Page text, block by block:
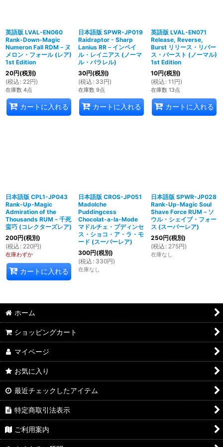
英語版 LVAL-EN060
Rank-Down-Magic
Numeron Fall RDM－ヌ
メロン・フォール (レア)
1st Edition
20円(税別)
(税込 : 22円)
在庫数 4点
カートに入れる
日本語版 SPWR-JP019
Raidraptor - Sharp
Lanius RR－インペイ
ル・レイニアス (ノーマ
ル・パラレル)
30円(税別)
(税込 : 33円)
在庫数 9点
カートに入れる
英語版 LVAL-EN071
Release, Reverse,
Burst リリース・リバー
ス・バースト (ノーマル)
1st Edition
10円(税別)
(税込 : 11 円)
在庫数 13点
カートに入れる
日本語版 CPL1-JP043
Rank-Up-Magic
Admiration of the
Thousands RUM－千死
蛮巧 (コレクターズレア)
200円(税別)
(税込 : 220円)
在庫わずか
カートに入れる
日本語版 CROS-JP051
Madolche
Puddingcess
Chocolat-a-la-Mode
マドルチェ・プディンセ
ス・ショコ・ア・ラ・モ
ード (スーパーレア)
300円(税別)
(税込 : 330円)
在庫なし
日本語版 SPWR-JP028
Rank-Up-Magic Soul
Shave Force RUM－ソ
ウル・シェイブ・フォー
ス (スーパーレア)
250円(税別)
(税込 : 275円)
在庫なし
ホーム
ショッピングカート
マイページ
お気に入り
最近チェックしたアイテム
特定商取引法表示
ご利用案内